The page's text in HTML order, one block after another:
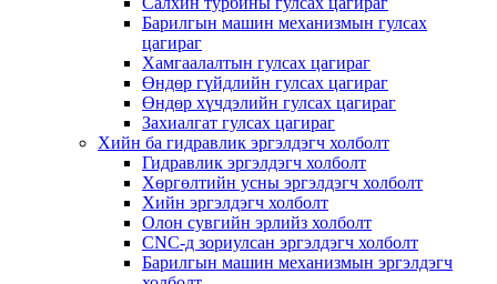
Барилгын машин механизмын гулсах
цагираг
Хамгаалалтын гулсах цагираг
Өндөр гүйдлийн гулсах цагираг
Өндөр хүчдэлийн гулсах цагираг
Захиалгат гулсах цагираг
Хийн ба гидравлик эргэлдэгч холболт
Гидравлик эргэлдэгч холболт
Хөргөлтийн усны эргэлдэгч холболт
Хийн эргэлдэгч холболт
Олон сувгийн эрлийз холболт
CNC-д зориулсан эргэлдэгч холболт
Барилгын машин механизмын эргэлдэгч